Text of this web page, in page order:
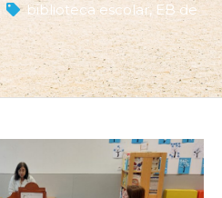
biblioteca escolar, EB de